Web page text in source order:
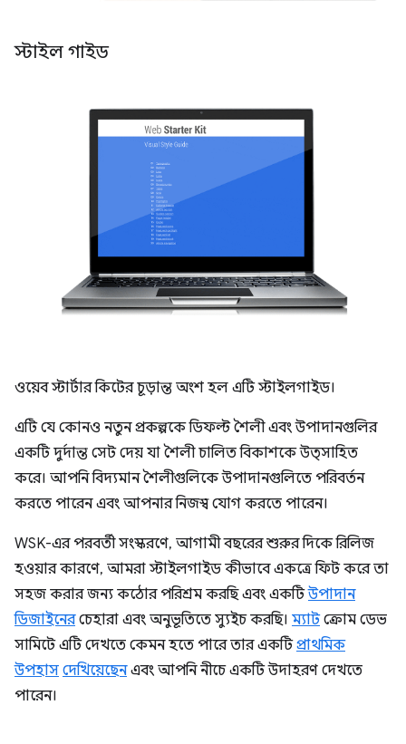
স্টাইল গাইড
ওয়েব স্টার্টার কিটের চূড়ান্ত অংশ হল এটি স্টাইলগাইড।
এটি যে কোনও নতুন প্রকল্পকে ডিফল্ট শৈলী এবং উপাদানগুলির
একটি দুর্দান্ত সেট দেয় যা শৈলী চালিত বিকাশকে উত্সাহিত
করে। আপনি বিদ্যমান শৈলীগুলিকে উপাদানগুলিতে পরিবর্তন
করতে পারেন এবং আপনার নিজস্ব যোগ করতে পারেন।
WSK-এর পরবর্তী সংস্করণে, আগামী বছরের শুরুর দিকে রিলিজ
হওয়ার কারণে, আমরা স্টাইলগাইড কীভাবে একত্রে ফিট করে তা
সহজ করার জন্য কঠোর পরিশ্রম করছি এবং একটিউপাদান
ডিজাইনেরচেহারা এবং অনুভূতিতে স্যুইচ করছি। ম্যাটক্রোম ডেভ
সামিটে এটি দেখতে কেমন হতে পারে তার একটিপ্রাথমিক
উপহাস দেখিয়েছেনএবং আপনি নীচে একটি উদাহরণ দেখতে
পারেন।